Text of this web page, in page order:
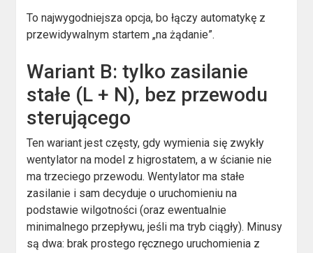
To najwygodniejsza opcja, bo łączy automatykę z
przewidywalnym startem „na żądanie”.
Wariant B: tylko zasilanie
stałe (L + N), bez przewodu
sterującego
Ten wariant jest częsty, gdy wymienia się zwykły
wentylator na model z higrostatem, a w ścianie nie
ma trzeciego przewodu. Wentylator ma stałe
zasilanie i sam decyduje o uruchomieniu na
podstawie wilgotności (oraz ewentualnie
minimalnego przepływu, jeśli ma tryb ciągły). Minusy
są dwa: brak prostego ręcznego uruchomienia z